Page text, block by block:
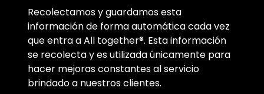
Recolectamos y guardamos esta
información de forma automática cada vez
que entra a All together®. Esta información
se recolecta y es utilizada únicamente para
hacer mejoras constantes al servicio
brindado a nuestros clientes.